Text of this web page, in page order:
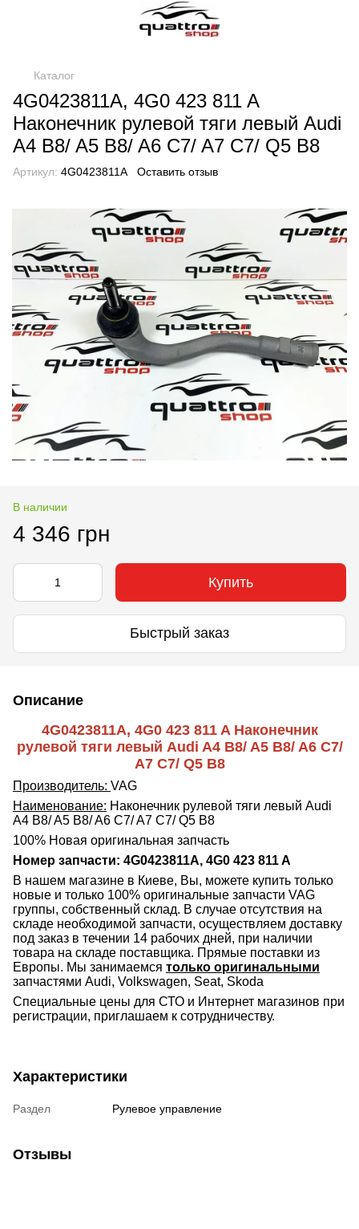
Каталог
4G0423811A, 4G0 423 811 A
Наконечник рулевой тяги левый Audi
A4 B8/ A5 B8/ A6 C7/ A7 C7/ Q5 B8
Артикул: 4G0423811A Оставить отзыв
В наличии
4 346 грн
Купить
Быстрый заказ
Описание
4G0423811A, 4G0 423 811 A Наконечник
рулевой тяги левый Audi A4 B8/ A5 B8/ A6 C7/
A7 C7/ Q5 B8
Производитель: VAG
Наименование: Наконечник рулевой тяги левый Audi
A4 B8/ A5 B8/ A6 C7/ A7 C7/ Q5 B8
100% Новая оригинальная запчасть
Номер запчасти: 4G0423811A, 4G0 423 811 A
В нашем магазине в Киеве, Вы, можете купить только
новые и только 100% оригинальные запчасти VAG
группы, собственный склад. В случае отсутствия на
складе необходимой запчасти, осуществляем доставку
под заказ в течении 14 рабочих дней, при наличии
товара на складе поставщика. Прямые поставки из
Европы. Мы занимаемся только оригинальными
запчастями Audi, Volkswagen, Seat, Skoda
Специальные цены для СТО и Интернет магазинов при
регистрации, приглашаем к сотрудничеству.
Характеристики
Раздел Рулевое управление
Отзывы